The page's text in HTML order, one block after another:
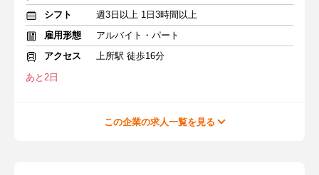
シフト
週3日以上 1日3時間以上
雇用形態
アルバイト・パート
アクセス
上所駅 徒歩16分
あと2日
この企業の求人一覧を見る